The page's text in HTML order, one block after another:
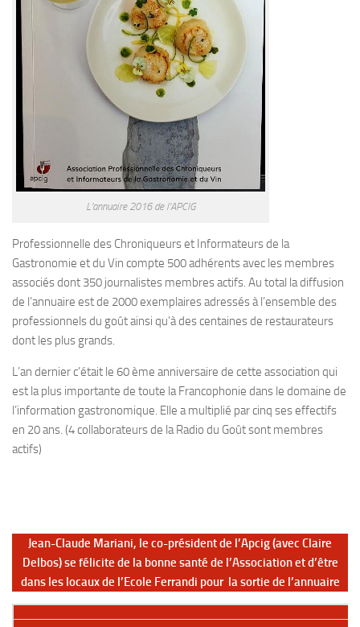
L’annuaire 2016 de l’APCIG
Professionnelle des Chroniqueurs et Informateurs de la
Gastronomie et du Vin compte 500 adhérents avec les membres
associés dont 350 journalistes membres actifs. Au total la diffusion
de l’annuaire est de 2000 exemplaires adressés à l’ensemble des
professionnels du goût ainsi qu’à des centaines de restaurateurs
dont les plus grands.
L’an dernier c’était le 60 ème anniversaire de cette association qui
est la plus importante de toute la Francophonie dans le domaine de
l’information gastronomique. Elle a multiplié par cinq ses effectifs
en 20 ans. (4 collaborateurs de la Radio du Goût sont membres
actifs)
Jean-Claude Mariani, le co-président de l’Apcig (avec Claire
Delbos) se félicite de la bonne santé de l’Association et d’être
dans les locaux de l’Ecole Ferrandi pour la sortie de l’annuaire